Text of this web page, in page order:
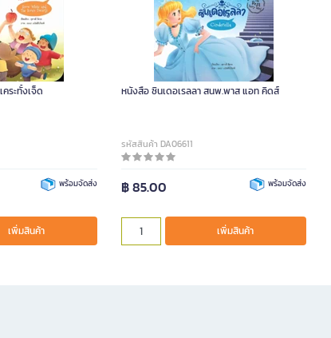
ระทั้งเจ็ด
พร้อมจัดส่ง
เพิ่มสินค้า
หนังสือ ซินเดอเรลลา สนพ.พาส แอท คิดส์
รหัสสินค้า DA06611
฿ 85.00 พร้อมจัดส่ง
เพิ่มสินค้า